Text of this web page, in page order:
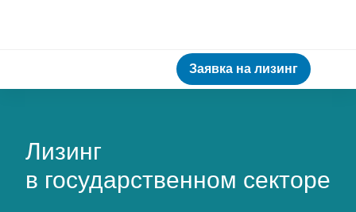
Заявка на лизинг
Лизинг
в государственном секторе